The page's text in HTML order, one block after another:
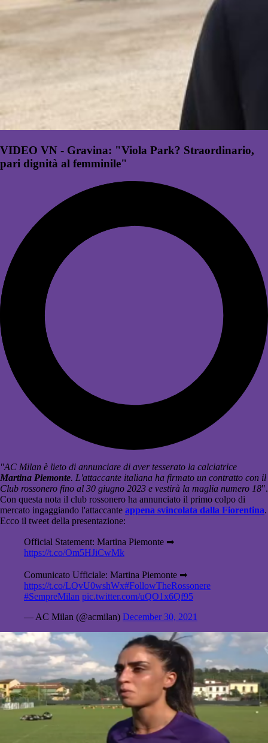
VIDEO VN - Gravina: "Viola Park? Straordinario,
pari dignità al femminile"
"AC Milan è lieto di annunciare di aver tesserato la calciatrice
Martina Piemonte. L'attaccante italiana ha firmato un contratto con il
Club rossonero fino al 30 giugno 2023 e vestirà la maglia numero 18".
Con questa nota il club rossonero ha annunciato il primo colpo di
mercato ingaggiando l'attaccante appena svincolata dalla Fiorentina.
Ecco il tweet della presentazione:
Official Statement: Martina Piemonte ➡
https://t.co/Om5HJiCwMk
Comunicato Ufficiale: Martina Piemonte ➡
https://t.co/LQvU0wshWx#FollowTheRossonere
#SempreMilan pic.twitter.com/uQO1x6Qf95
— AC Milan (@acmilan) December 30, 2021